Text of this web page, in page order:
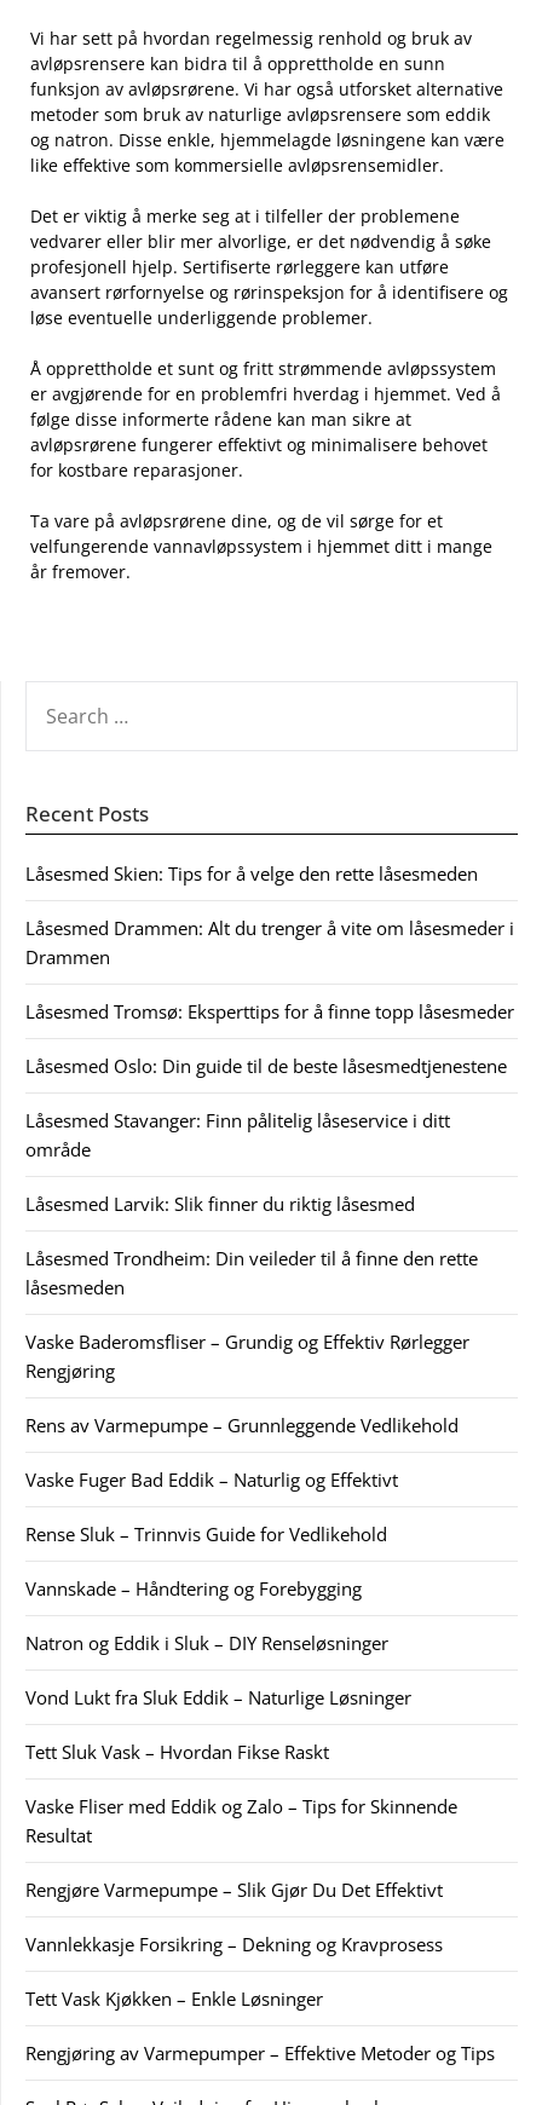
Vi har sett på hvordan regelmessig⁤ renhold⁢ og bruk av
avløpsrensere kan bidra‍ til å opprettholde en sunn
funksjon av⁣ avløpsrørene. Vi har ‍også utforsket alternative
metoder som bruk av naturlige ⁢avløpsrensere som eddik
og natron. Disse enkle, hjemmelagde løsningene kan være
like effektive som kommersielle​ avløpsrensemidler.
Det er viktig⁣ å merke seg at i tilfeller der problemene⁤
vedvarer eller blir ⁤mer alvorlige, er det nødvendig ​å søke
profesjonell hjelp. Sertifiserte rørleggere⁢ kan ​utføre​
avansert rørfornyelse og rørinspeksjon for å ⁤identifisere og‍
løse eventuelle underliggende ⁣problemer.
Å ​opprettholde et sunt og fritt strømmende avløpssystem
er avgjørende​ for ​en⁤ problemfri hverdag⁢ i ⁢hjemmet. Ved å
følge disse informerte ⁢rådene kan man⁣ sikre at
avløpsrørene​ fungerer effektivt og minimalisere behovet
for kostbare​ reparasjoner.
Ta vare på ‌avløpsrørene dine, ​og de vil sørge for et
velfungerende vannavløpssystem i hjemmet ditt i mange
år fremover.
FOR:
Recent Posts
Låsesmed Skien: Tips for å velge den rette låsesmeden
Låsesmed Drammen: Alt du trenger å vite om låsesmeder i
Drammen
Låsesmed Tromsø: Eksperttips for å finne topp låsesmeder
Låsesmed Oslo: Din guide til de beste låsesmedtjenestene
Låsesmed Stavanger: Finn pålitelig låseservice i ditt
område
Låsesmed Larvik: Slik finner du riktig låsesmed
Låsesmed Trondheim: Din veileder til å finne den rette
låsesmeden
Vaske Baderomsfliser – Grundig og Effektiv Rørlegger
Rengjøring
Rens av Varmepumpe – Grunnleggende Vedlikehold
Vaske Fuger Bad Eddik – Naturlig og Effektivt
Rense Sluk – Trinnvis Guide for Vedlikehold
Vannskade – Håndtering og Forebygging
Natron og Eddik i Sluk – DIY Renseløsninger
Vond Lukt fra Sluk Eddik – Naturlige Løsninger
Tett Sluk Vask – Hvordan Fikse Raskt
Vaske Fliser med Eddik og Zalo – Tips for Skinnende
Resultat
Rengjøre Varmepumpe – Slik Gjør Du Det Effektivt
Vannlekkasje Forsikring – Dekning og Kravprosess
Tett Vask Kjøkken – Enkle Løsninger
Rengjøring av Varmepumper – Effektive Metoder og Tips